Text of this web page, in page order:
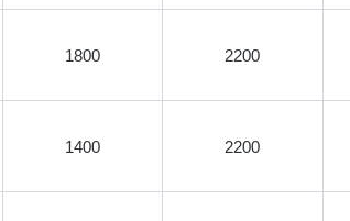
1800 2200
1400 2200